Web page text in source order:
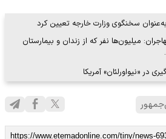
سخنگوی وزارت خارجه تعیین کرد
میلیون‌ها نفر که از زندان و بیمارستان
در «نیواورلئان» آمریکا